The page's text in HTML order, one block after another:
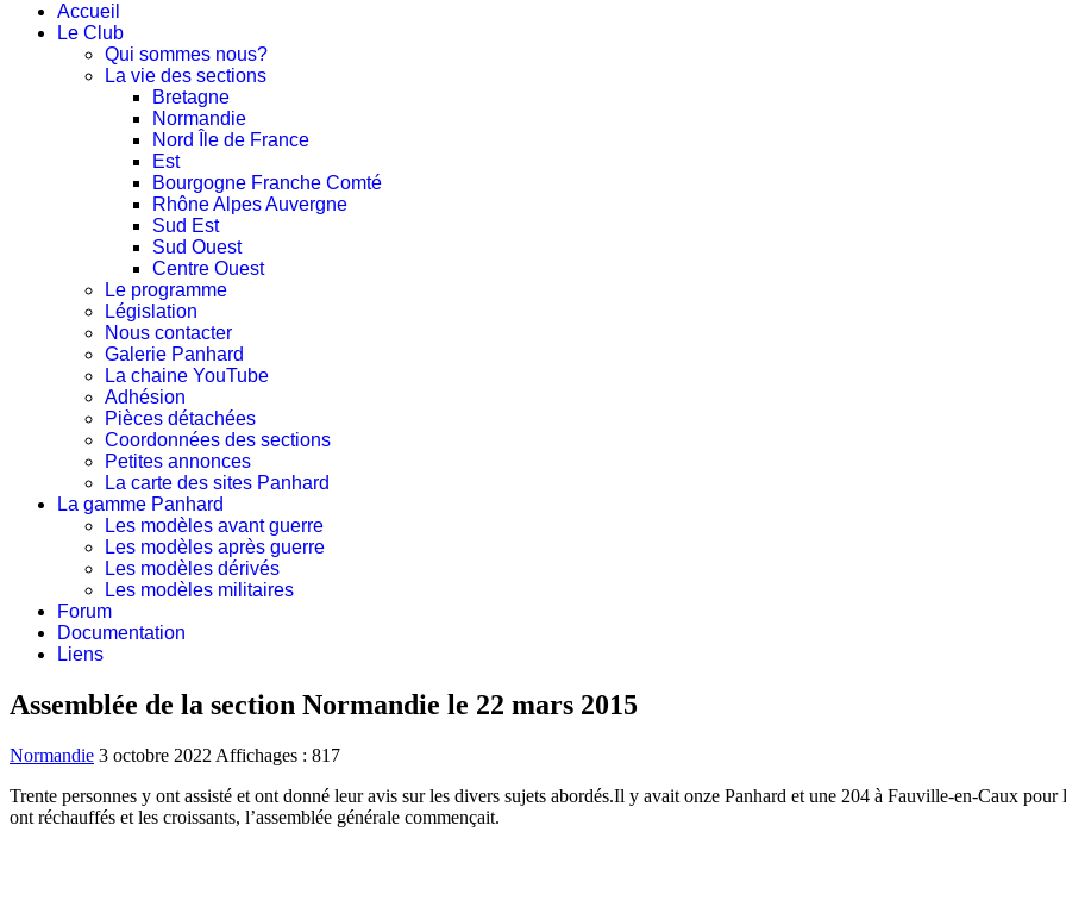
Accueil
Le Club
Qui sommes nous?
La vie des sections
Bretagne
Normandie
Nord Île de France
Est
Bourgogne Franche Comté
Rhône Alpes Auvergne
Sud Est
Sud Ouest
Centre Ouest
Le programme
Législation
Nous contacter
Galerie Panhard
La chaine YouTube
Adhésion
Pièces détachées
Coordonnées des sections
Petites annonces
La carte des sites Panhard
La gamme Panhard
Les modèles avant guerre
Les modèles après guerre
Les modèles dérivés
Les modèles militaires
Forum
Documentation
Liens
Assemblée de la section Normandie le 22 mars 2015
Normandie 3 octobre 2022 Affichages : 817
Trente personnes y ont assisté et ont donné leur avis sur les divers sujets abordés.Il y avait onze Panhard et une 204 à Fauville-en-Caux
ont réchauffés et les croissants, l’assemblée générale commençait.